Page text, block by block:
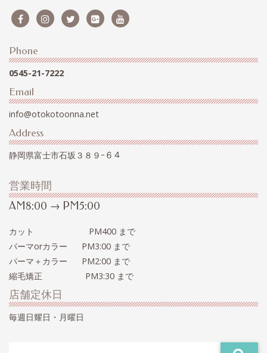
Phone
0545-21-7222
Email
info@otokotoonna.net
Address
静岡県富士市石坂３８９ｰ６４
営業時間
AM8:00 → PM5:00
カット PM400 まで
パーマorカラー PM3:00 まで
パーマ＋カラー PM2:00 まで
縮毛矯正 PM3:30 まで
店舗定休日
毎週日耀日・月曜日